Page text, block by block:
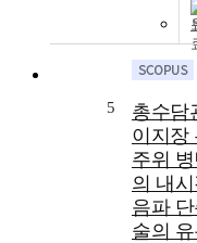
5
총수담
이지장
주위
의 내
음파
술의